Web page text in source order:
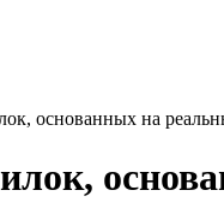
основанных на